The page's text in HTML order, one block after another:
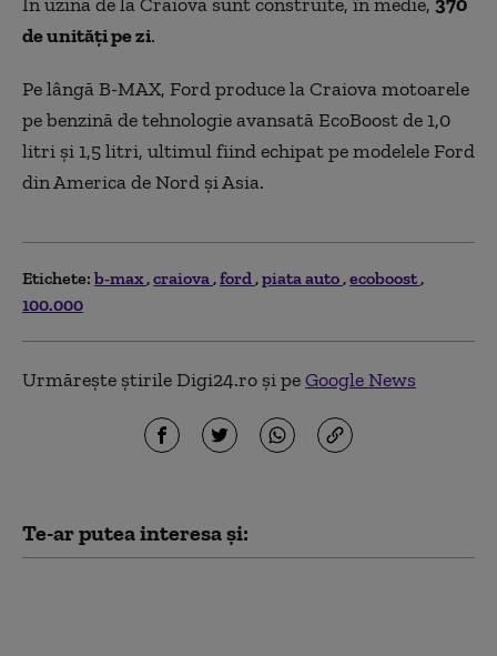
de unități pe zi.
Pe lângă B-MAX, Ford produce la Craiova motoarele
pe benzină de tehnologie avansată EcoBoost de 1,0
litri și 1,5 litri, ultimul fiind echipat pe modelele Ford
din America de Nord și Asia.
Etichete: b-max craiova ford piata auto ecoboost
100.000
Urmărește știrile Digi24.ro și peGoogle News
Te-ar putea interesa și: